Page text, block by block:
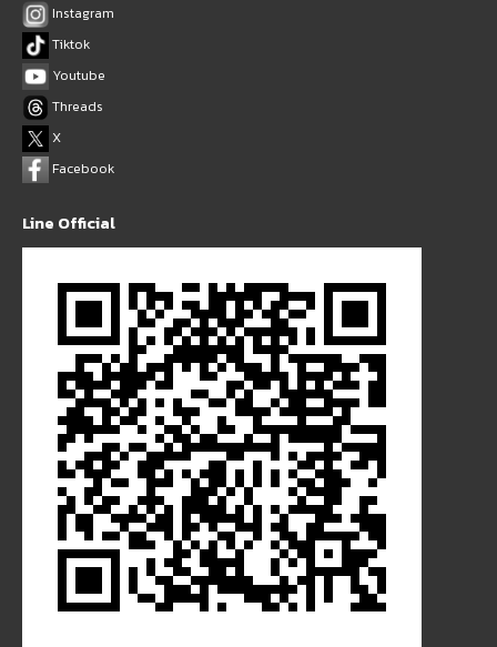
Instagram
Tiktok
Youtube
Threads
X
Facebook
Line Official